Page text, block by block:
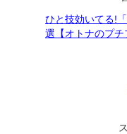
ひと技効いてる!
選【オトナのプチ